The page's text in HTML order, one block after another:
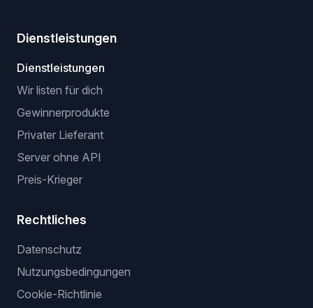
Dienstleistungen
Dienstleistungen
Wir listen für dich
Gewinnerprodukte
Privater Lieferant
Server ohne API
Preis-Krieger
Rechtliches
Datenschutz
Nutzungsbedingungen
Cookie-Richtlinie